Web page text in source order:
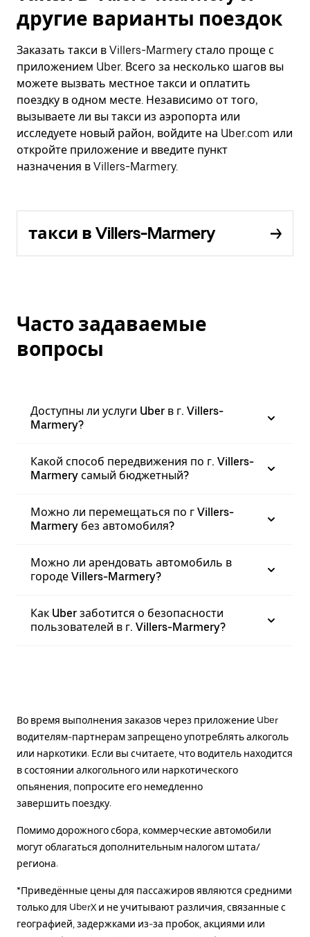
другие варианты поездок
Заказать такси в Villers-Marmery стало проще с
приложением Uber. Всего за несколько шагов вы
можете вызвать местное такси и оплатить
поездку в одном месте. Независимо от того,
вызываете ли вы такси из аэропорта или
исследуете новый район, войдите на Uber.com или
откройте приложение и введите пункт
назначения в Villers-Marmery.
такси в Villers-Marmery
Часто задаваемые
вопросы
Доступны ли услуги Uber в г. Villers-
Marmery?
Какой способ передвижения по г. Villers-
Marmery самый бюджетный?
Можно ли перемещаться по г Villers-
Marmery без автомобиля?
Можно ли арендовать автомобиль в
городе Villers-Marmery?
Как Uber заботится о безопасности
пользователей в г. Villers-Marmery?
Во время выполнения заказов через приложение Uber
водителям-партнерам запрещено употреблять алкоголь
или наркотики. Если вы считаете, что водитель находится
в состоянии алкогольного или наркотического
опьянения, попросите его немедленно
завершить поездку.
Помимо дорожного сбора, коммерческие автомобили
могут облагаться дополнительным налогом штата/
региона.
*Приведённые цены для пассажиров являются средними
только для UberX и не учитывают различия, связанные с
географией, задержками из-за пробок, акциями или